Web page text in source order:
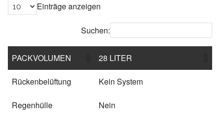
Einträge anzeigen
Suchen:
PACKVOLUMEN 28 LITER
Rückenbelüftung Kein System
Regenhülle Nein